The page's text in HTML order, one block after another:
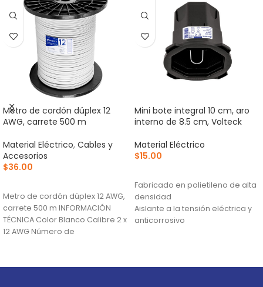
Metro de cordón dúplex 12
AWG, carrete 500 m
Material Eléctrico, Cables y
Accesorios
$36.00
Metro de cordón dúplex 12 AWG,
carrete 500 m INFORMACIÓN
TÉCNICA Color Blanco Calibre 2 x
12 AWG Número de
Mini bote integral 10 cm, aro
interno de 8.5 cm, Volteck
Material Eléctrico
$15.00
Fabricado en polietileno de alta
densidad
Aislante a la tensión eléctrica y
anticorrosivo